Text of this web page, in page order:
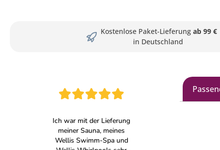
Kostenlose Paket-Lieferung ab 99 €
in Deutschland